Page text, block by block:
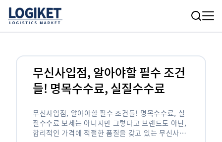
무신사입점, 알아야할 필수 조건
들! 명목수수료, 실질수수료
무신사입점, 알아야할 필수 조건들! 명목수수료, 실
질수수료 보세는 아니지만 그렇다고 브랜드도 아닌,
합리적인 가격에 적절한 품질을 갖고 있는 무신사!